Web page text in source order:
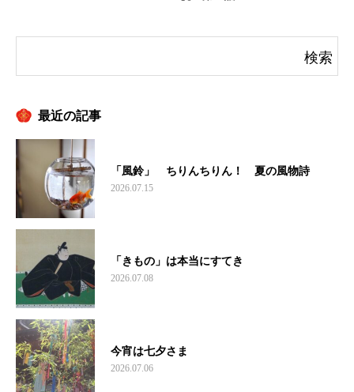
最近の記事
「風鈴」 ちりんちりん！ 夏の風物詩
2026.07.15
「きもの」は本当にすてき
2026.07.08
今宵は七夕さま
2026.07.06